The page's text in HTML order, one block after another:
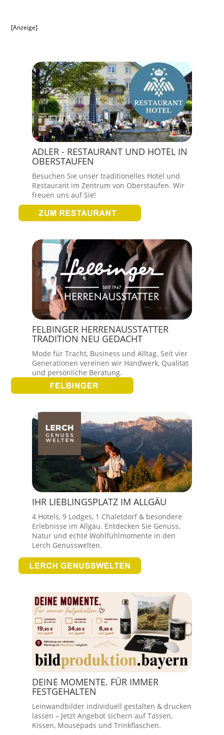
[Anzeige]
ADLER - RESTAURANT UND HOTEL IN
OBERSTAUFEN
Besuchen Sie unser traditionelles Hotel und
Restaurant im Zentrum von Oberstaufen. Wir
freuen uns auf Sie!
FELBINGER HERRENAUSSTATTER
TRADITION NEU GEDACHT
Mode für Tracht, Business und Alltag. Seit vier
Generationen vereinen wir Handwerk, Qualität
und persönliche Beratung.
IHR LIEBLINGSPLATZ IM ALLGÄU
4 Hotels, 9 Lodges, 1 Chaletdorf & besondere
Erlebnisse im Allgäu. Entdecken Sie Genuss,
Natur und echte Wohlfühlmomente in den
Lerch Genusswelten.
DEINE MOMENTE. FÜR IMMER
FESTGEHALTEN
Leinwandbilder individuell gestalten & drucken
lassen – Jetzt Angebot sichern auf Tassen,
Kissen, Mousepads und Trinkflaschen.